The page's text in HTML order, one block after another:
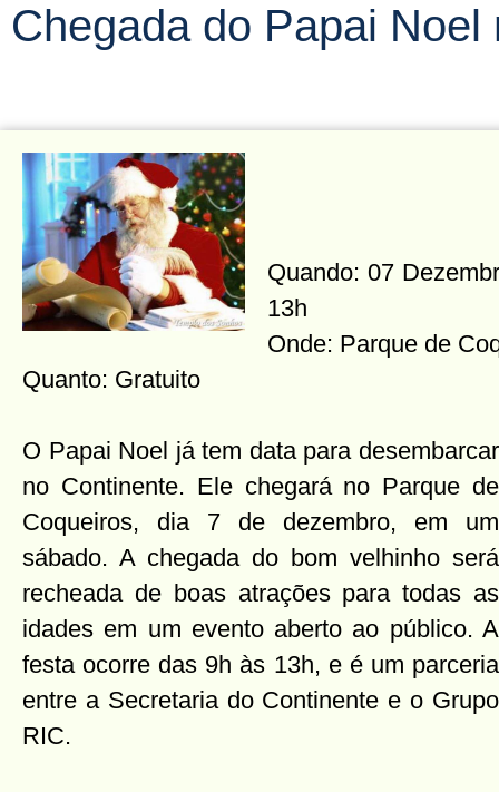
Chegada do Papai Noel
Quando: 07
13h
Onde: Parque de
Quanto: Gratuito
O Papai Noel já tem data para desembarcar
no Continente. Ele chegará no Parque de
Coqueiros, dia 7 de dezembro, em um
sábado. A chegada do bom velhinho será
recheada de boas atrações para todas as
idades em um evento aberto ao público. A
festa ocorre das 9h às 13h, e é um parceria
entre a Secretaria do Continente e o Grupo
RIC.